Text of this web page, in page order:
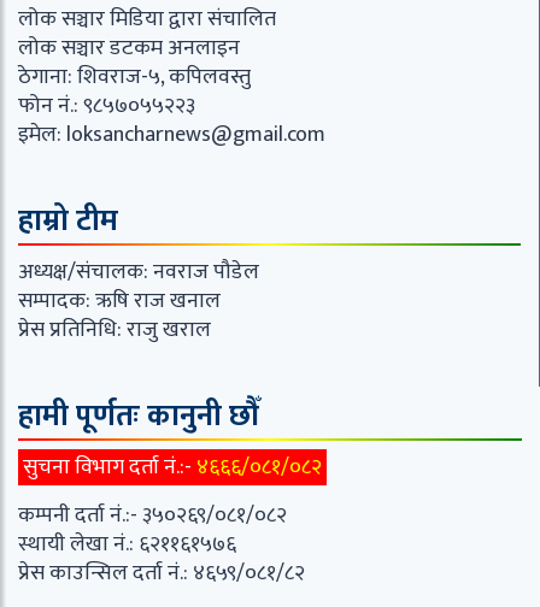
लोक सञ्चार मिडिया द्वारा संचालित
लोक सञ्चार डटकम अनलाइन
ठेगाना: शिवराज-५, कपिलवस्तु
फोन नं.: ९८५७०५५२२३
इमेल: loksancharnews@gmail.com
हाम्रो टीम
अध्यक्ष/संचालक: नवराज पौडेल
सम्पादक: ऋषि राज खनाल
प्रेस प्रतिनिधि: राजु खराल
हामी पूर्णतः कानुनी छौँ
सुचना विभाग दर्ता नं.:- ४६६६/०८१/०८२
कम्पनी दर्ता नं.:- ३५०२६९/०८१/०८२
स्थायी लेखा नं.: ६२११६१५७६
प्रेस काउन्सिल दर्ता नं.: ४६५९/०८१/८२